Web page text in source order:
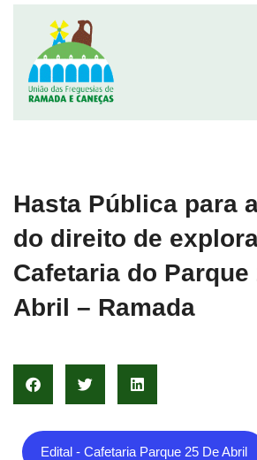
Hasta Pública para
do direito de
Cafetaria do Parque
Abril – Ramada
Edital - Cafetaria Parque 25 De Abril